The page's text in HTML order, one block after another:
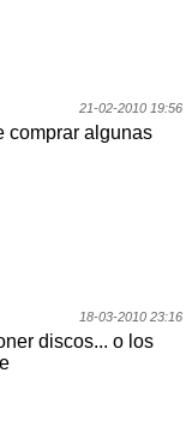
21-02-2010 19:56
comprar algunas
18-03-2010 23:16
discos... o los